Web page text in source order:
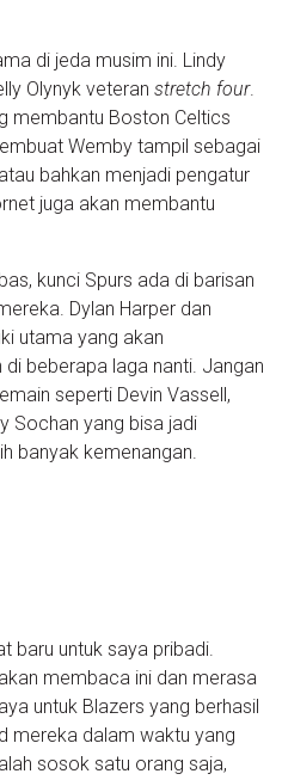
di jeda musim ini. Lindy
Olynyk veteran stretch four.
membantu Boston Celtics
Wemby tampil sebagai
bahkan menjadi pengatur
juga akan membantu
kunci Spurs ada di barisan
Dylan Harper dan
utama yang akan
beberapa laga nanti. Jangan
seperti Devin Vassell,
Sochan yang bisa jadi
banyak kemenangan.
baru untuk saya pribadi.
membaca ini dan merasa
untuk Blazers yang berhasil
mereka dalam waktu yang
sosok satu orang saja,